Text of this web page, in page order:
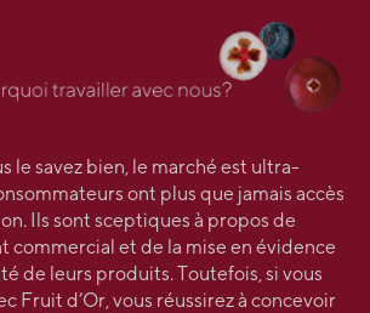
le savez bien, le marché est ultra-
ont plus que jamais accès
Ils sont sceptiques à propos de
commercial et de la mise en évidence
de leurs produits. Toutefois, si vous
Fruit d’Or, vous réussirez à concevoir